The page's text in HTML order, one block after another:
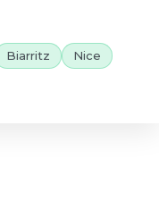
Biarritz
Nice